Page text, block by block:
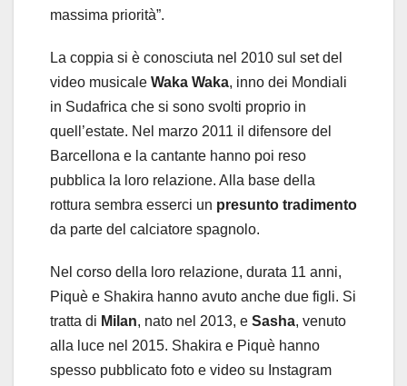
massima priorità”.
La coppia si è conosciuta nel 2010 sul set del
video musicale Waka Waka, inno dei Mondiali
in Sudafrica che si sono svolti proprio in
quell’estate. Nel marzo 2011 il difensore del
Barcellona e la cantante hanno poi reso
pubblica la loro relazione. Alla base della
rottura sembra esserci un presunto tradimento
da parte del calciatore spagnolo.
Nel corso della loro relazione, durata 11 anni,
Piquè e Shakira hanno avuto anche due figli. Si
tratta di Milan, nato nel 2013, e Sasha, venuto
alla luce nel 2015. Shakira e Piquè hanno
spesso pubblicato foto e video su Instagram